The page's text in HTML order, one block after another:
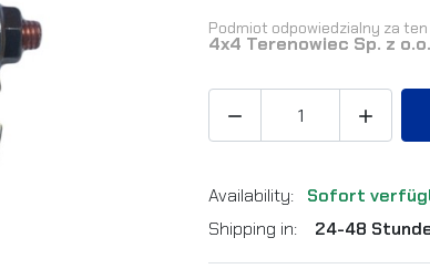
Podmiot odpowiedzialny za
4x4 Terenowiec Sp. z o.o.
 
Availability:
Sofort
Shipping in:
24-48